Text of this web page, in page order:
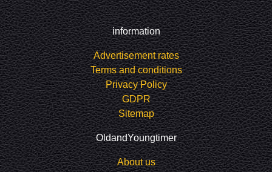
information
Advertisement rates
Terms and conditions
Privacy Policy
GDPR
Sitemap
OldandYoungtimer
About us